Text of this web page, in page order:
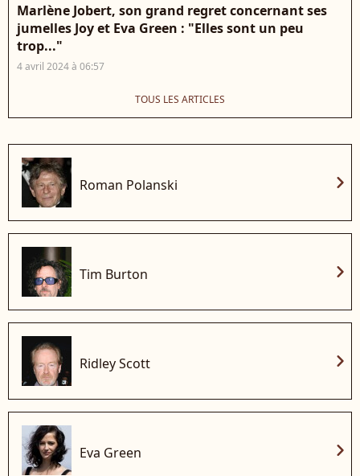
Marlène Jobert, son grand regret concernant ses
jumelles Joy et Eva Green : "Elles sont un peu
trop..."
4 avril 2024 à 06:57
TOUS LES ARTICLES
Roman Polanski chevron_right
Tim Burton chevron_right
Ridley Scott chevron_right
Eva Green chevron_right